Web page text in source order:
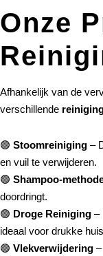
Onze
Afhankelijk van de
verschillende
🟢 Stoomreiniging –
en vuil te verwijderen.
🟢 Shampoo-
doordringt.
🟢 Droge Reiniging –
ideaal voor drukke
🟢 Vlekverwijdering